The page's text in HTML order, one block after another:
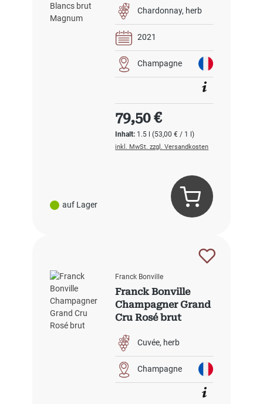
auf Lager
Chardonnay herb
2021
Champagne
Inhalt: 1.5 l(53,00 € / 1 l)
Regulärer Preis:
79,50 €
inkl. MwSt. zzgl. Versandkosten
Franck Bonville
Franck Bonville
Champagner Grand
Cru Rosé brut
Cuvée herb
Champagne